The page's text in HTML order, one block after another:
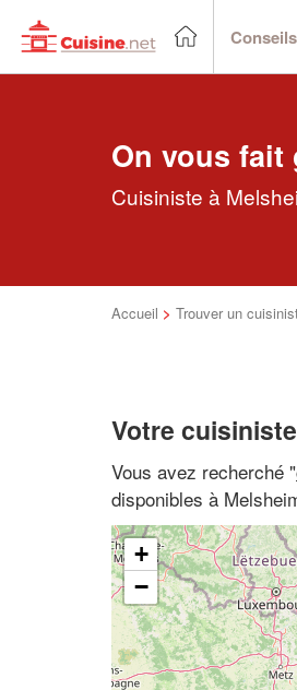
On vous fait
Cuisiniste à
Accueil > Trouver un
Votre
Vous avez recherché "
disponibles à
+
−